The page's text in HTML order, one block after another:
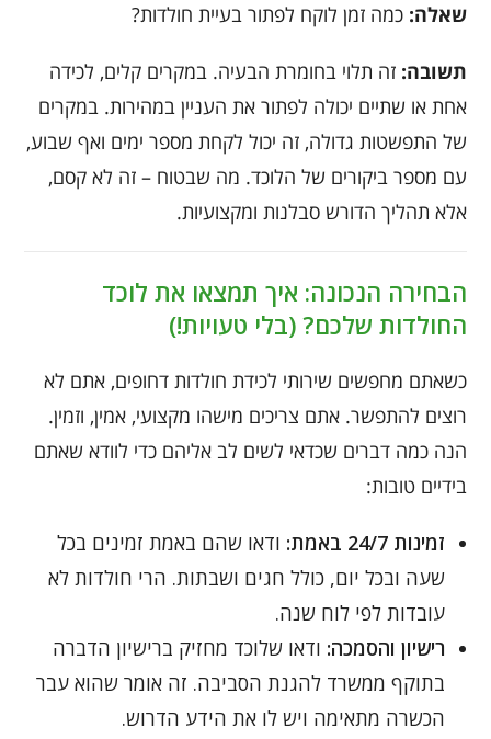
שאלה: כמה זמן לוקח לפתור בעיית חולדות?
תשובה: זה תלוי בחומרת הבעיה. במקרים קלים, לכידה
אחת או שתיים יכולה לפתור את העניין במהירות. במקרים
של התפשטות גדולה, זה יכול לקחת מספר ימים ואף שבוע,
עם מספר ביקורים של הלוכד. מה שבטוח – זה לא קסם,
אלא תהליך הדורש סבלנות ומקצועיות.
הבחירה הנכונה: איך תמצאו את לוכד
החולדות שלכם? (בלי טעויות!)
כשאתם מחפשים שירותי לכידת חולדות דחופים, אתם לא
רוצים להתפשר. אתם צריכים מישהו מקצועי, אמין, וזמין.
הנה כמה דברים שכדאי לשים לב אליהם כדי לוודא שאתם
בידיים טובות:
זמינות 24/7 באמת:
ודאו שהם באמת זמינים בכל
שעה ובכל יום, כולל חגים ושבתות. הרי חולדות לא
עובדות לפי לוח שנה.
רישיון והסמכה: ודאו שלוכד מחזיק ברישיון הדברה
בתוקף ממשרד להגנת הסביבה. זה אומר שהוא עבר
הכשרה מתאימה ויש לו את הידע הדרוש.